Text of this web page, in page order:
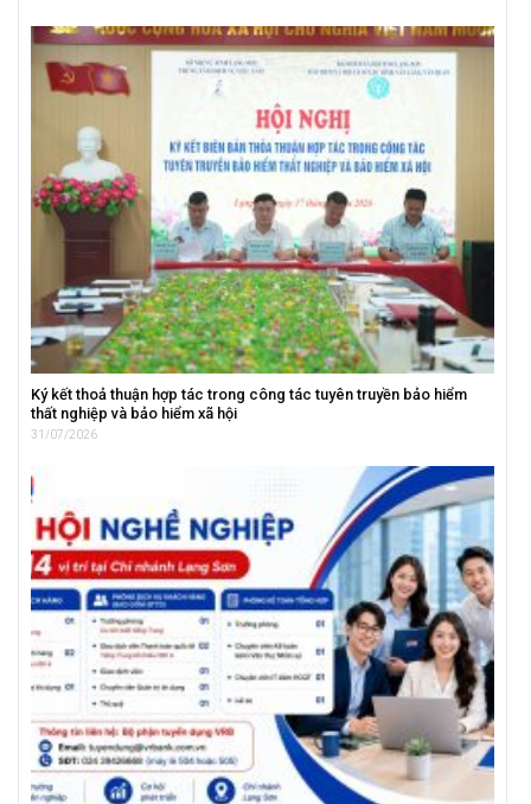
Ký kết thoả thuận hợp tác trong công tác tuyên truyền bảo hiểm
thất nghiệp và bảo hiểm xã hội
31/07/2026